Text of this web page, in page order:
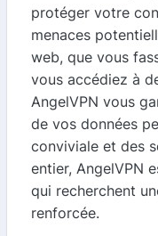
protéger votre
menaces
web, que vous
vous accédiez à
AngelVPN vous
de vos données
conviviale et des
entier, AngelVPN
qui recherchent
renforcée.